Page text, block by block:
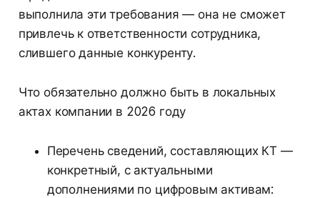
выполнила эти требования — она не сможет
привлечь к ответственности сотрудника,
слившего данные конкуренту.
Что обязательно должно быть в локальных
актах компании в 2026 году
Перечень сведений, составляющих КТ —
конкретный, с актуальными
дополнениями по цифровым активам: